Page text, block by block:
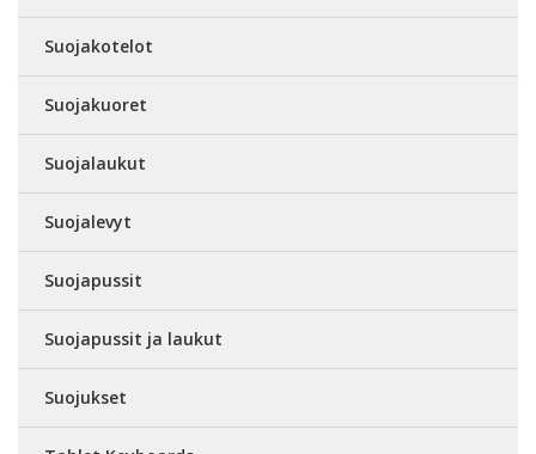
Suojakotelot
Suojakuoret
Suojalaukut
Suojalevyt
Suojapussit
Suojapussit ja laukut
Suojukset